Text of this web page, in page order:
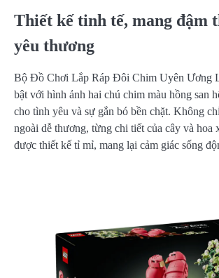
Thiết kế tinh tế, mang đậm
yêu thương
Bộ Đồ Chơi Lắp Ráp Đôi Chim Uyên Ương
bật với hình ảnh hai chú chim màu hồng san
cho tình yêu và sự gắn bó bền chặt. Không
ngoài dễ thương, từng chi tiết của cây và hoa
được thiết kế tỉ mỉ, mang lại cảm giác sống